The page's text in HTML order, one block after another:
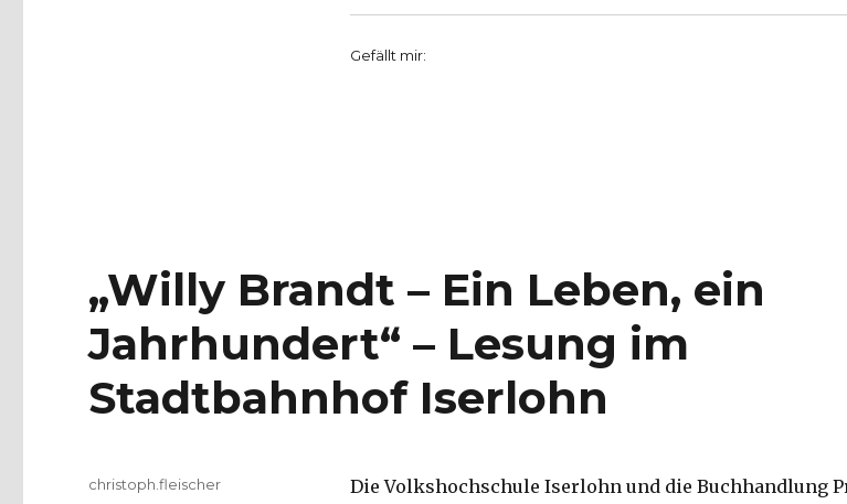
Gefällt mir:
„Willy Brandt – Ein Leben, ein
Jahrhundert“ – Lesung im
Stadtbahnhof Iserlohn
Die Volkshochschule Iserlohn und die Buchhandlung
Autor
christoph.fleischer